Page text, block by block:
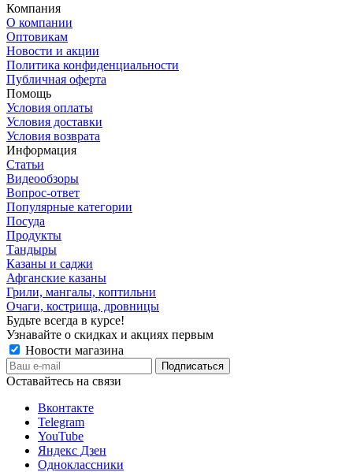
Компания
О компании
Оптовикам
Новости и акции
Политика конфиденциальности
Публичная оферта
Помощь
Условия оплаты
Условия доставки
Условия возврата
Информация
Статьи
Видеообзоры
Вопрос-ответ
Популярные категории
Посуда
Продукты
Тандыры
Казаны и саджи
Афганские казаны
Грили, мангалы, коптильни
Очаги, кострища, дровницы
Будьте всегда в курсе!
Узнавайте о скидках и акциях первым
Новости магазина
Оставайтесь на связи
Вконтакте
Telegram
YouTube
Яндекс Дзен
Одноклассники